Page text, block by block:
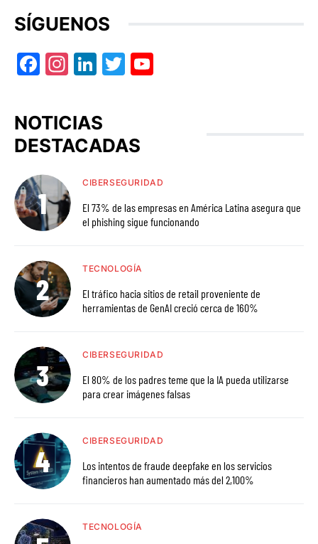
SÍGUENOS
Facebook
Instagram
LinkedIn
Twitter
NOTICIAS
DESTACADAS
CIBERSEGURIDAD
El 73% de las empresas en América Latina asegura que
el phishing sigue funcionando
TECNOLOGÍA
El tráfico hacia sitios de retail proveniente de
herramientas de GenAI creció cerca de 160%
CIBERSEGURIDAD
El 80% de los padres teme que la IA pueda utilizarse
para crear imágenes falsas
CIBERSEGURIDAD
Los intentos de fraude deepfake en los servicios
financieros han aumentado más del 2,100%
TECNOLOGÍA